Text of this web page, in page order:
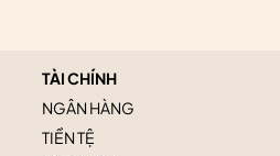
TÀI CHÍNH
NGÂN HÀNG
TIỀN TỆ